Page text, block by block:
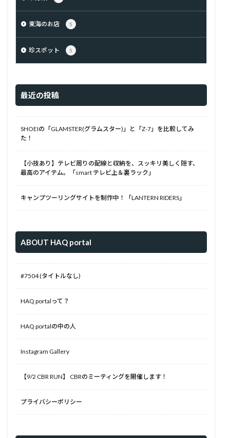
東海のお店 5
珍スポット 5
最近の投稿
SHOEIの「GLAMSTER(グラムスター)」と「Z-7」を比較してみ
た！
【小技あり】テレビ周りの配線と収納を、スッキリ美しく隠す、
最高のアイテム。「smart テレビ上＆裏ラック」
キャンプツーリングサイトを制作中！「LANTERN RIDERS」
ABOUT HAQ portal
#7504 (タイトルなし)
HAQ portalって？
HAQ portalの中の人
Instagram Gallery
【9/2 CBR RUN】 CBRのミーティングを開催します！
プライバシーポリシー